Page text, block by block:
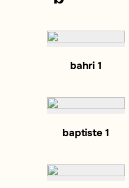
bahri 1
baptiste 1